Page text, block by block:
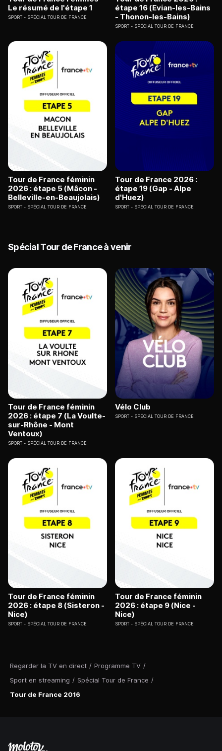
Regarder la TV en direct / Programme TV /
Sport en streaming / Spécial Tour de France /
Tour de France 2016
Le résumé de l'étape 1
SPORT SPÉCIAL TOUR DE FRANCE
étape 16 (Evian-les-Bains
- Thonon-les-Bains)
SPORT SPÉCIAL TOUR DE FRANCE
Tour de France féminin
2026 : étape 5 (Mâcon -
Belleville-en-Beaujolais)
SPORT SPÉCIAL TOUR DE FRANCE
Tour de France 2026 :
étape 19 (Gap - Alpe
d'Huez)
SPORT SPÉCIAL TOUR DE FRANCE
Spécial Tour de France à venir
Tour de France féminin
2026 : étape 7 (La Voulte-
sur-Rhône - Mont
Ventoux)
SPORT SPÉCIAL TOUR DE FRANCE
Vélo Club
SPORT SPÉCIAL TOUR DE FRANCE
Tour de France féminin
2026 : étape 8 (Sisteron -
Nice)
SPORT SPÉCIAL TOUR DE FRANCE
Tour de France féminin
2026 : étape 9 (Nice -
Nice)
SPORT SPÉCIAL TOUR DE FRANCE